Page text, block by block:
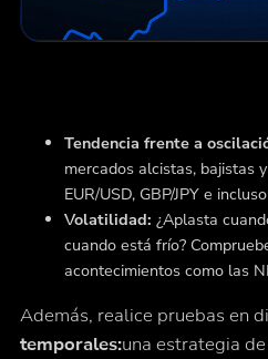
Tendencia frente a
mercados alcistas, bajistas
EUR/USD, GBP/JPY e
Volatilidad: ¿Aplasta
cuando está frío?
acontecimientos como las
Además, realice pruebas en
temporales:una estrategia